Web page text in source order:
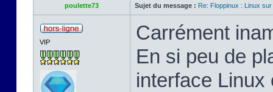
poulette73 Sujet du message : Re: Floppinux : Linux
VIP
Carrément
En si peu de
interface Linux